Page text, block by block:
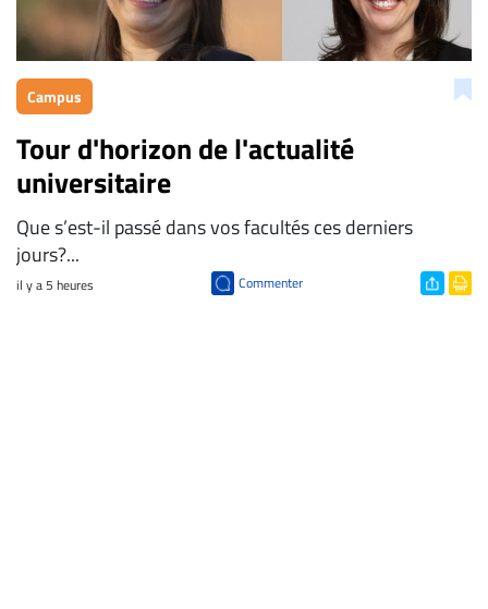
Campus
Tour d'horizon de l'actualité
universitaire
Que s’est-il passé dans vos facultés ces derniers
jours?...
il y a 5 heures Commenter